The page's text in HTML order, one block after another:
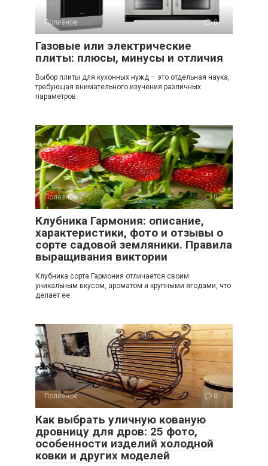
Полезное 0
Газовые или электрические
плиты: плюсы, минусы и отличия
Выбор плиты для кухонных нужд – это отдельная наука,
требующая внимательного изучения различных
параметров
Полезное 0
Клубника Гармония: описание,
характеристики, фото и отзывы о
сорте садовой земляники. Правила
выращивания виктории
Клубника сорта Гармония отличается своим
уникальным вкусом, ароматом и крупными ягодами, что
делает ее
Полезное 0
Как выбрать уличную кованую
дровницу для дров: 25 фото,
особенности изделий холодной
ковки и других моделей